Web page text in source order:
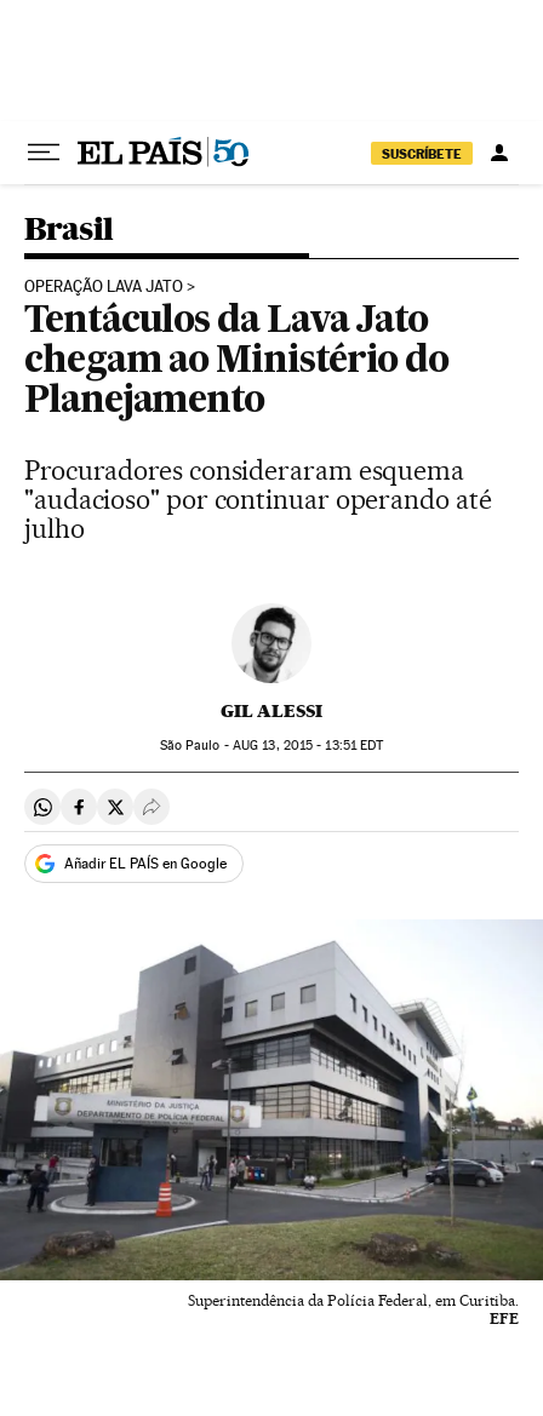
SUSCRÍBETE
Brasil
OPERAÇÃO LAVA JATO
Tentáculos da Lava Jato
chegam ao Ministério do
Planejamento
Procuradores consideraram esquema
"audacioso" por continuar operando até
julho
GIL ALESSI
São Paulo - AUG 13, 2015 - 13:51EDT
Compartir en Whatsapp
Compartir en Facebook
Compartir en Twitter
Desplegar Redes Sociales
Añadir EL PAÍS en Google
Superintendência da Polícia Federal, em Curitiba.
EFE